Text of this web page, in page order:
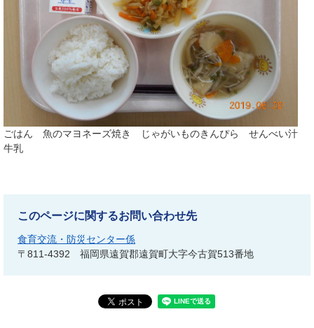
ごはん 魚のマヨネーズ焼き じゃがいものきんぴら せんべい汁
牛乳
このページに関するお問い合わせ先
食育交流・防災センター係
〒811-4392
福岡県遠賀郡遠賀町大字今古賀513番地